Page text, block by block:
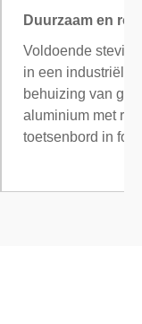
Duurzaam en
Voldoende stevig
in een industriële
behuizing van
aluminium met
toetsenbord in